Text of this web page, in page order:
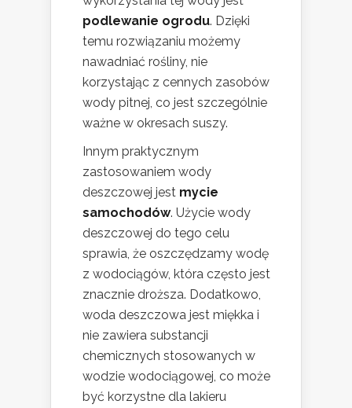
podlewanie ogrodu. Dzięki
temu rozwiązaniu możemy
nawadniać rośliny, nie
korzystając z cennych zasobów
wody pitnej, co jest szczególnie
ważne w okresach suszy.
Innym praktycznym
zastosowaniem wody
deszczowej jest mycie
samochodów. Użycie wody
deszczowej do tego celu
sprawia, że oszczędzamy wodę
z wodociągów, która często jest
znacznie droższa. Dodatkowo,
woda deszczowa jest miękka i
nie zawiera substancji
chemicznych stosowanych w
wodzie wodociągowej, co może
być korzystne dla lakieru